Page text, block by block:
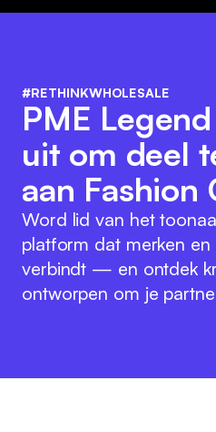
#RETHINKWHOLESALE
PME
uit om deel
aan Fashion
Word lid van het
platform dat merken en
verbindt — en ontdek
ontworpen om je